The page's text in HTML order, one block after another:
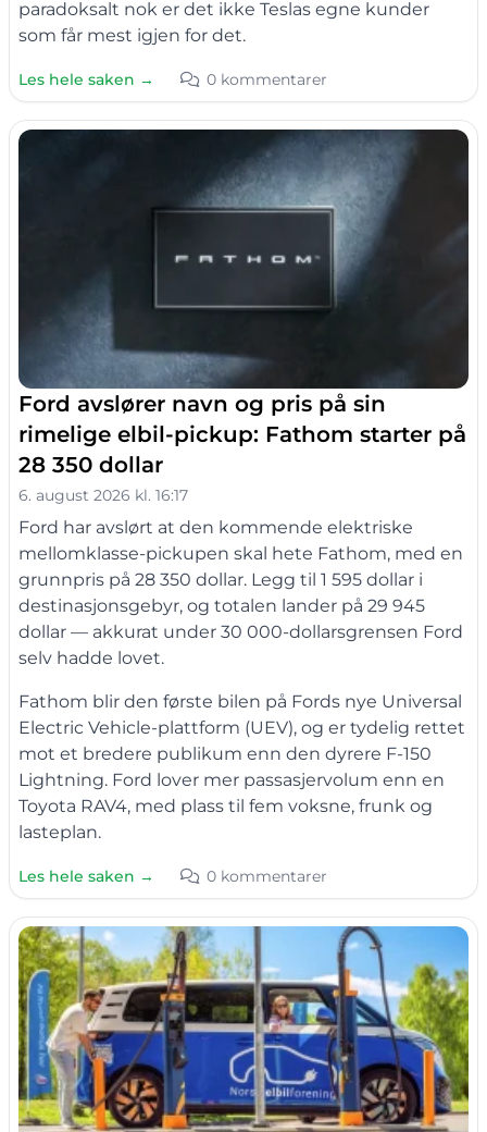
paradoksalt nok er det ikke Teslas egne kunder
som får mest igjen for det.
Les hele saken → 0 kommentarer
Ford avslører navn og pris på sin
rimelige elbil-pickup: Fathom starter på
28 350 dollar
6. august 2026 kl. 16:17
Ford har avslørt at den kommende elektriske
mellomklasse-pickupen skal hete Fathom, med en
grunnpris på 28 350 dollar. Legg til 1 595 dollar i
destinasjonsgebyr, og totalen lander på 29 945
dollar — akkurat under 30 000-dollarsgrensen Ford
selv hadde lovet.
Fathom blir den første bilen på Fords nye Universal
Electric Vehicle-plattform (UEV), og er tydelig rettet
mot et bredere publikum enn den dyrere F-150
Lightning. Ford lover mer passasjervolum enn en
Toyota RAV4, med plass til fem voksne, frunk og
lasteplan.
Les hele saken → 0 kommentarer